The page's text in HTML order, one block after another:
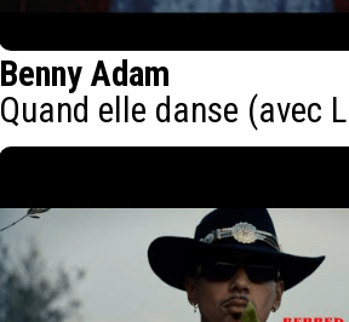
Benny Adam
Quand elle danse (avec